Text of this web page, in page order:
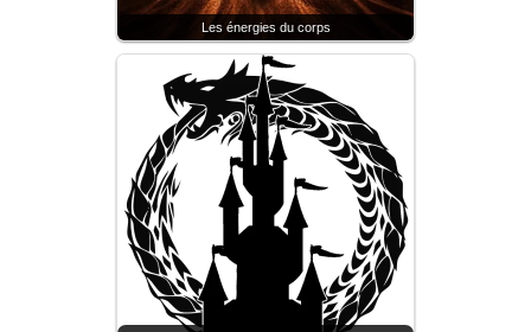
Les énergies du corps